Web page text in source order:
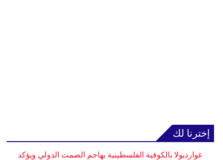
إخترنا لك
غوارديولا بالكوفية الفلسطينية يهاجم الصمت الدولي ويؤكد